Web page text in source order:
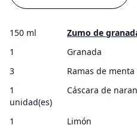
150 ml
Zumo de
1
Granada
3
Ramas de menta
1
unidad(es)
Cáscara de
1
Limón